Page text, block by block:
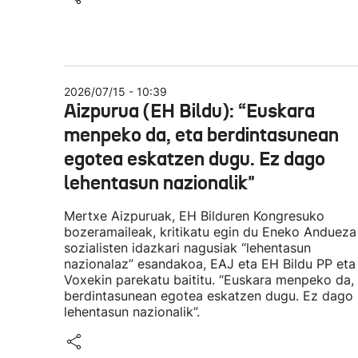
2026/07/15 - 10:39
Aizpurua (EH Bildu): “Euskara
menpeko da, eta berdintasunean
egotea eskatzen dugu. Ez dago
lehentasun nazionalik"
Mertxe Aizpuruak, EH Bilduren Kongresuko
bozeramaileak, kritikatu egin du Eneko Andueza
sozialisten idazkari nagusiak “lehentasun
nazionalaz” esandakoa, EAJ eta EH Bildu PP eta
Voxekin parekatu baititu. “Euskara menpeko da,
berdintasunean egotea eskatzen dugu. Ez dago
lehentasun nazionalik”.